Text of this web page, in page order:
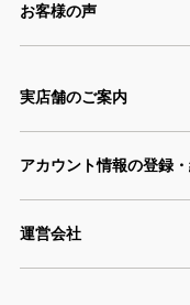
お客様の声
実店舗のご案内
アカウント情報の登録
運営会社